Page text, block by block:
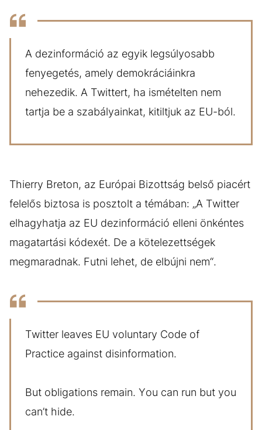
A dezinformáció az egyik legsúlyosabb
fenyegetés, amely demokráciáinkra
nehezedik. A Twittert, ha ismételten nem
tartja be a szabályainkat, kitiltjuk az EU-ból.
Thierry Breton, az Európai Bizottság belső piacért
felelős biztosa is posztolt a témában: „A Twitter
elhagyhatja az EU dezinformáció elleni önkéntes
magatartási kódexét. De a kötelezettségek
megmaradnak. Futni lehet, de elbújni nem“.
Twitter leaves EU voluntary Code of
Practice against disinformation.
But obligations remain. You can run but you
can’t hide.